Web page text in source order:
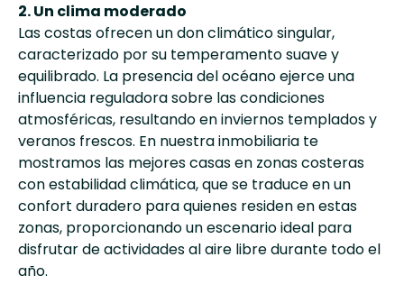
2. Un clima moderado
Las costas ofrecen un don climático singular,
caracterizado por su temperamento suave y
equilibrado. La presencia del océano ejerce una
influencia reguladora sobre las condiciones
atmosféricas, resultando en inviernos templados y
veranos frescos. En nuestra inmobiliaria te
mostramos las mejores casas en zonas costeras
con estabilidad climática, que se traduce en un
confort duradero para quienes residen en estas
zonas, proporcionando un escenario ideal para
disfrutar de actividades al aire libre durante todo el
año.